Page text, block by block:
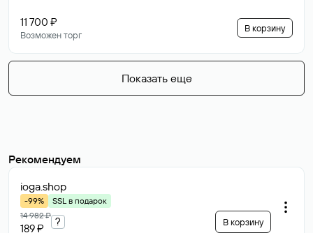
11 700 ₽
Возможен торг
В корзину
Показать еще
Рекомендуем
ioga.shop
-99%
SSL в подарок
14 982 ₽
189 ₽
? В корзину